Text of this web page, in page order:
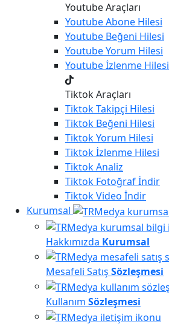
Youtube Araçları
YoutubeAbone Hilesi
Youtube Beğeni Hilesi
YoutubeYorum Hilesi
Youtubeİzlenme Hilesi
Tiktok Araçları
TiktokTakipçi Hilesi
Tiktok Beğeni Hilesi
TiktokYorum Hilesi
Tiktokİzlenme Hilesi
TiktokAnaliz
Tiktok Fotoğraf İndir
TiktokVideo İndir
Kurumsal
Hakkımızda Kurumsal
Mesafeli Satış Sözleşmesi
Kullanım Sözleşmesi